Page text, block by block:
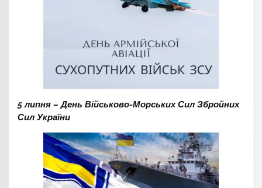
5 липня – День Військово-Морських Сил Збройних
Сил України